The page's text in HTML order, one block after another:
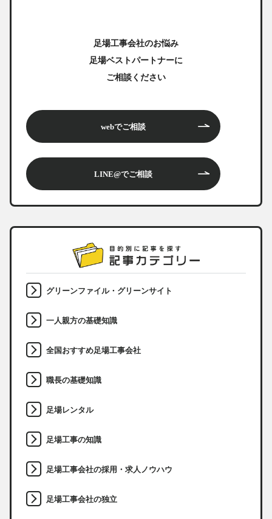
足場工事会社のお悩み
足場ベストパートナーに
ご相談ください
webでご相談
LINE@でご相談
グリーンファイル・グリーンサイト
一人親方の基礎知識
全国おすすめ足場工事会社
職長の基礎知識
足場レンタル
足場工事の知識
足場工事会社の採用・求人ノウハウ
足場工事会社の独立